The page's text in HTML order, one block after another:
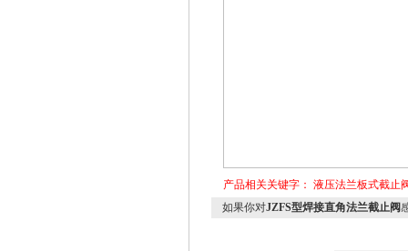
产品相关关键字： 液压法兰板式截止
如果你对JZFS型焊接直角法兰截止阀